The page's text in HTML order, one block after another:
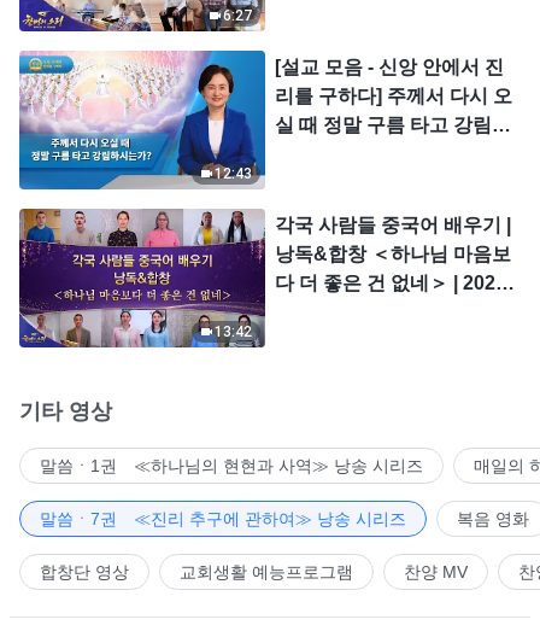
6:27
12:43
[설교 모음 - 신앙 안에서 진
리를 구하다] 주께서 다시 오
실 때 정말 구름 타고 강림하
13:42
각국 사람들 중국어 배우기 |
낭독&합창 ＜하나님 마음보
다 더 좋은 건 없네＞ | 2026
기타 영상
말씀ㆍ1권 ≪하나님의 현현과 사역≫ 낭송 시리즈 매일의
말씀ㆍ7권 ≪진리 추구에 관하여≫ 낭송 시리즈 복음 영화
합창단 영상 교회생활 예능프로그램 찬양 MV 찬